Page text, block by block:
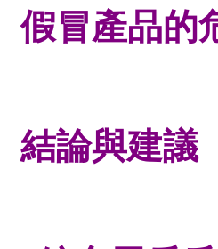
假冒產品的
結論與建議